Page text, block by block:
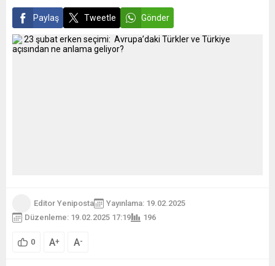
Paylaş Tweetle Gönder
Editor Yeniposta
Yayınlama: 19.02.2025
Düzenleme: 19.02.2025 17:19
196
0 A+ A-